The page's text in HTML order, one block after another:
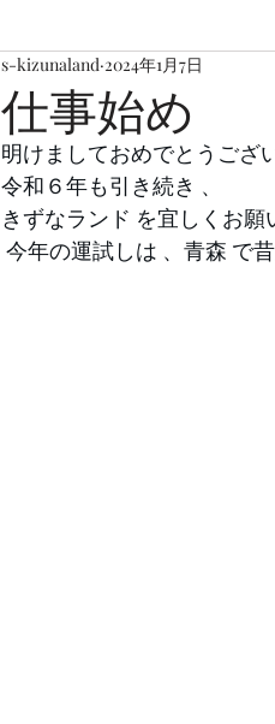
仕事始め
s-kizunaland 2024年1月7日
明けましておめでとうござ
令和６年も引き続き 、
きずなランド を宜しくお願
今年の運試しは 、青森 で